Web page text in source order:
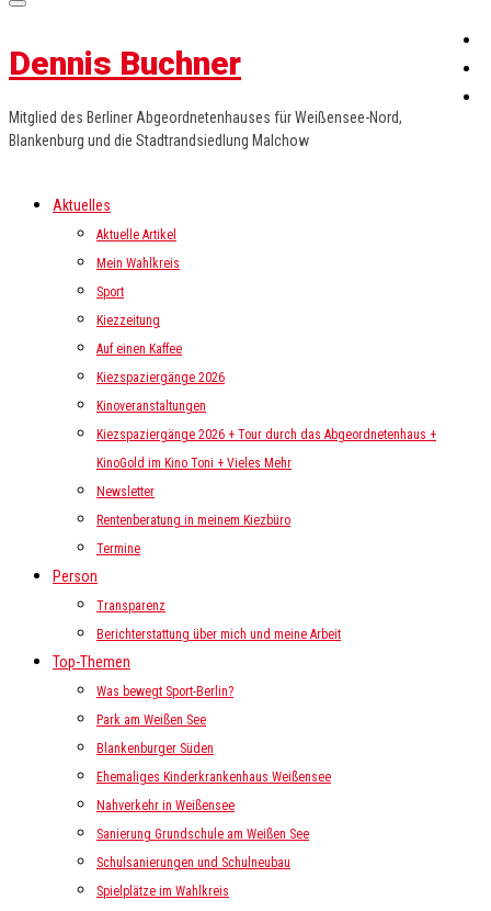
Dennis Buchner
Mitglied des Berliner Abgeordnetenhauses für Weißensee-Nord,
Blankenburg und die Stadtrandsiedlung Malchow
Aktuelles
Aktuelle Artikel
Mein Wahlkreis
Sport
Kiezzeitung
Auf einen Kaffee
Kiezspaziergänge 2026
Kinoveranstaltungen
Kiezspaziergänge 2026 + Tour durch das Abgeordnetenhaus +
KinoGold im Kino Toni + Vieles Mehr
Newsletter
Rentenberatung in meinem Kiezbüro
Termine
Person
Transparenz
Berichterstattung über mich und meine Arbeit
Top-Themen
Was bewegt Sport-Berlin?
Park am Weißen See
Blankenburger Süden
Ehemaliges Kinderkrankenhaus Weißensee
Nahverkehr in Weißensee
Sanierung Grundschule am Weißen See
Schulsanierungen und Schulneubau
Spielplätze im Wahlkreis